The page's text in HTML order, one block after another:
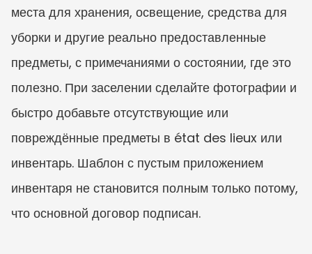
места для хранения, освещение, средства для
уборки и другие реально предоставленные
предметы, с примечаниями о состоянии, где это
полезно. При заселении сделайте фотографии и
быстро добавьте отсутствующие или
повреждённые предметы в état des lieux или
инвентарь. Шаблон с пустым приложением
инвентаря не становится полным только потому,
что основной договор подписан.